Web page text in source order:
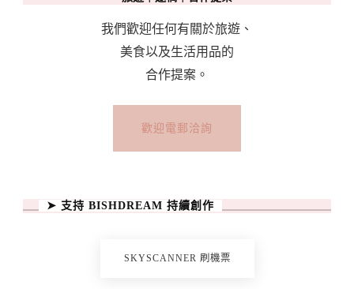
我們歡迎任何有關於旅遊、
美食以及生活用品的
合作提案。
歡迎電郵洽詢
➤ 支持 BISHDREAM 持續創作
SKYSCANNER 刷機票